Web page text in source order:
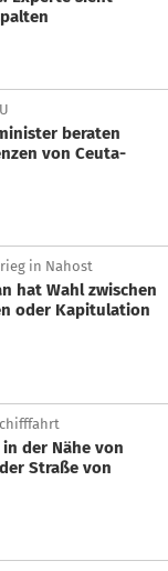
beraten
von Ceuta-
in Nahost
hat Wahl zwischen
Abkommen oder Kapitulation
der Nähe von
Straße von